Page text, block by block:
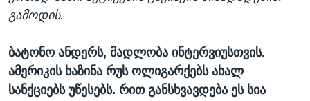
გამოდის.
ბატონო ანდერს, მადლობა ინტერვიუსთვის.
ამერიკის ხაზინა რუს ოლიგარქებს ახალ
სანქციებს უწესებს. რით განსხვავდება ეს სია